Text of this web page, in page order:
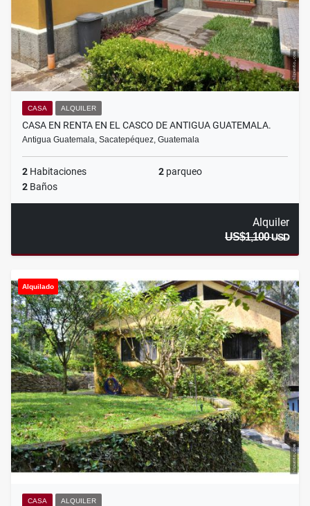
CASA ALQUILER
CASA EN RENTA EN EL CASCO DE ANTIGUA GUATEMALA.
Antigua Guatemala, Sacatepéquez, Guatemala
2 Habitaciones 2 parqueo
2 Baños
Alquiler
US$1,100USD
Alquilado
CASA ALQUILER